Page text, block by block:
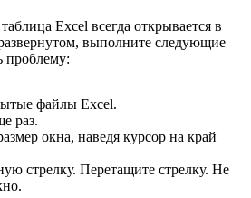
Excel всегда открывается в
выполните следующие
проблему:
файлы Excel.
раз.
окна, наведя курсор на край
стрелку. Перетащите стрелку. Не